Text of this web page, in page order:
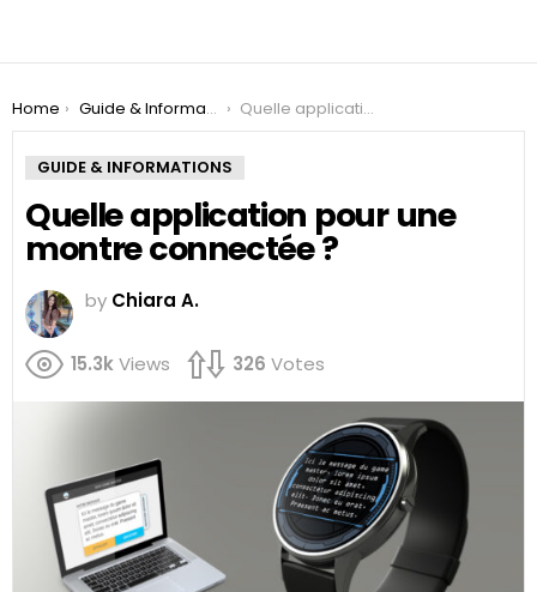
You are here:
Home Guide & Informations Quelle application pour une montre connectée ?
GUIDE & INFORMATIONS
Quelle application pour une
montre connectée ?
by Chiara A.
15.3kViews 326 Votes